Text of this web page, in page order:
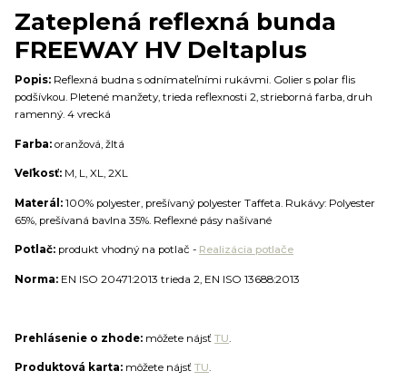
Zateplená reflexná bunda
FREEWAY HV Deltaplus
Popis: Reflexná budna s odnímateľními rukávmi. Golier s polar flis
podšívkou. Pletené manžety, trieda reflexnosti 2, strieborná farba, druh
ramenný. 4 vrecká
Farba: oranžová, žltá
Veľkosť: M, L, XL, 2XL
Materál: 100% polyester, prešívaný polyester Taffeta. Rukávy: Polyester
65%, prešívaná bavlna 35%. Reflexné pásy našívané
Potlač: produkt vhodný na potlač - Realizácia potlače
Norma: EN ISO 20471:2013 trieda 2, EN ISO 13688:2013
Prehlásenie o zhode: môžete nájsť TU.
Produktová karta: môžete nájsť TU.